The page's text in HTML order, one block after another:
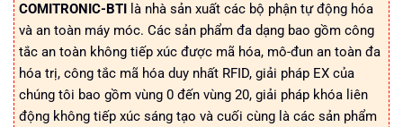
COMITRONIC-BTI là nhà sản xuất các bộ phận tự động hóa
và an toàn máy móc. Các sản phẩm đa dạng bao gồm công
tắc an toàn không tiếp xúc được mã hóa, mô-đun an toàn đa
hóa trị, công tắc mã hóa duy nhất RFID, giải pháp EX của
chúng tôi bao gồm vùng 0 đến vùng 20, giải pháp khóa liên
động không tiếp xúc sáng tạo và cuối cùng là các sản phẩm